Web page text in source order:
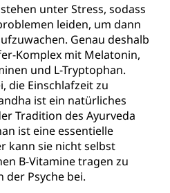
unter Stress, sodass
leiden, um dann
Genau deshalb
Komplex mit Melatonin,
und L-Tryptophan.
die Einschlafzeit zu
ist ein natürliches
Tradition des Ayurveda
ist eine essentielle
kann sie nicht selbst
B-Vitamine tragen zu
Psyche bei.